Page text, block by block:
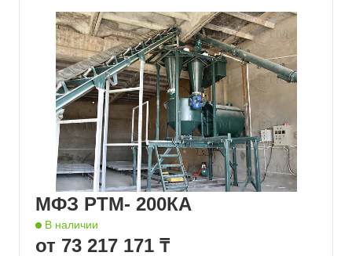
МФЗ РТМ- 200КА
В наличии
от 73 217 171 ₸